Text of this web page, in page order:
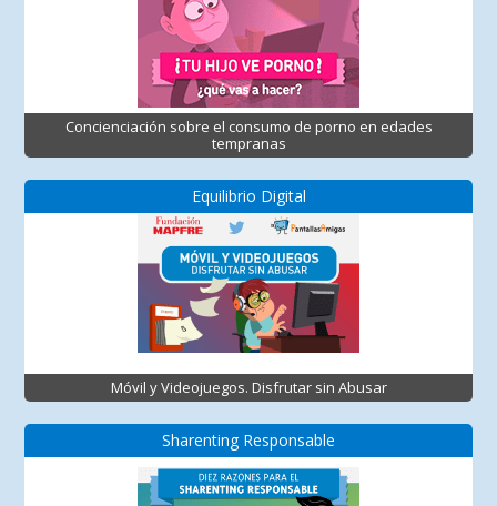
Concienciación sobre el consumo de porno en edades
tempranas
Equilibrio Digital
Móvil y Videojuegos. Disfrutar sin Abusar
Sharenting Responsable